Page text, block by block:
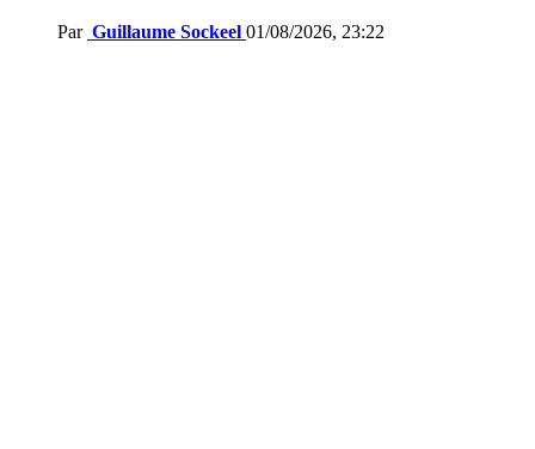
Par Guillaume Sockeel 01/08/2026, 23:22